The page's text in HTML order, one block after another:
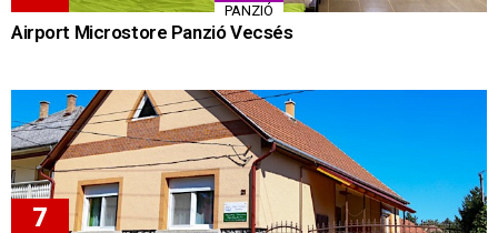
PANZIÓ
Airport Microstore Panzió Vecsés